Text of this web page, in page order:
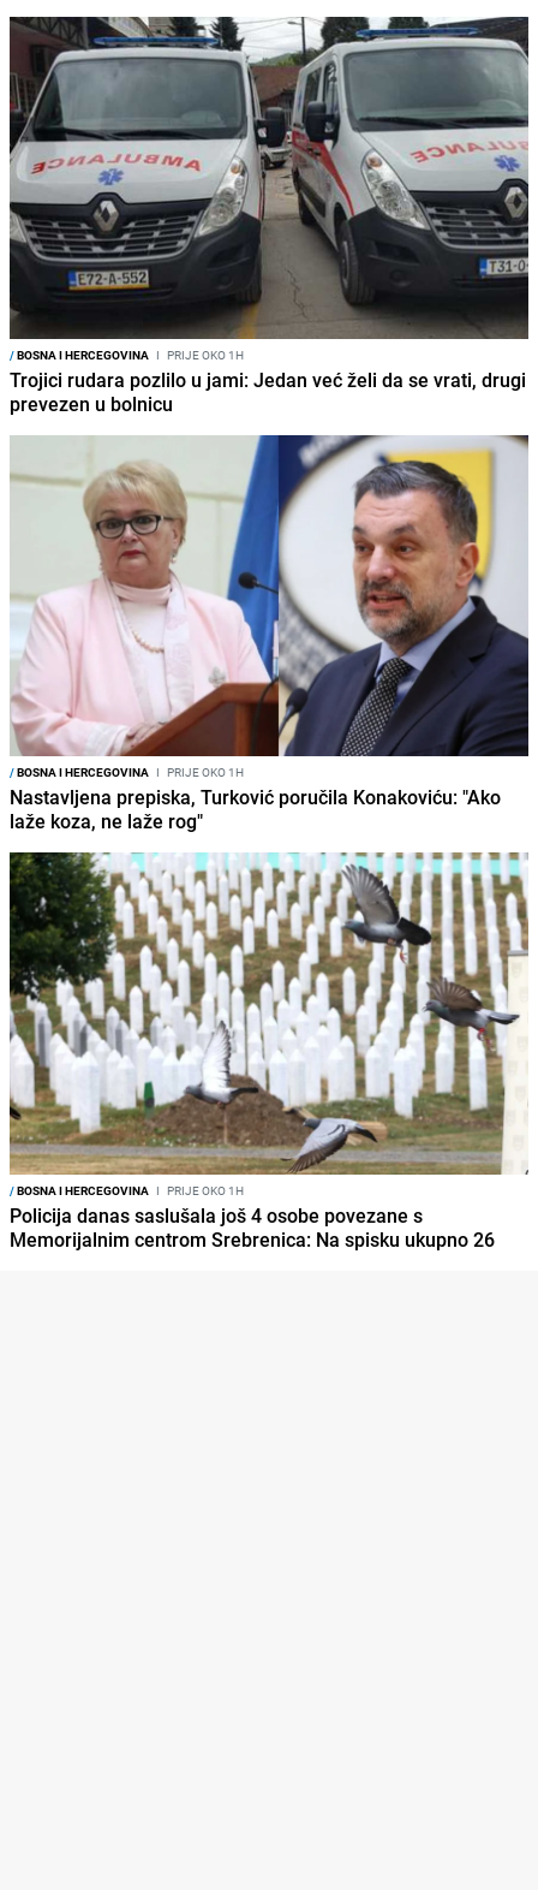
/BOSNA I HERCEGOVINA I PRIJE OKO 1H
Trojici rudara pozlilo u jami: Jedan već želi da se vrati, drugi
prevezen u bolnicu
/BOSNA I HERCEGOVINA I PRIJE OKO 1H
Nastavljena prepiska, Turković poručila Konakoviću: "Ako
laže koza, ne laže rog"
/BOSNA I HERCEGOVINA I PRIJE OKO 1H
Policija danas saslušala još 4 osobe povezane s
Memorijalnim centrom Srebrenica: Na spisku ukupno 26